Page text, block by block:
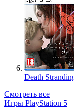
Death
Смотреть все
Игры PlayStation 5